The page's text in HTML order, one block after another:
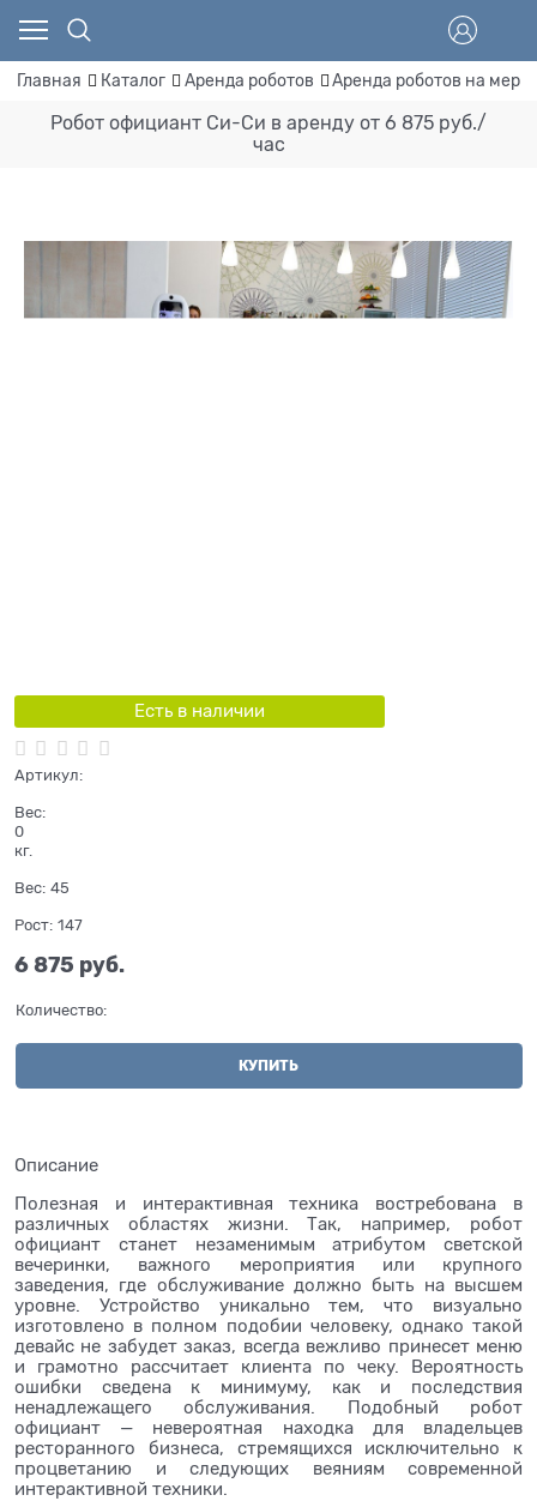
Главная Каталог Аренда роботов Аренда роботов на
Робот официант Си-Си в аренду от 6 875 руб./
час
Есть в наличии
Артикул:
Вес:
0
кг.
Вес: 45
Рост: 147
6 875 руб.
Количество:
КУПИТЬ
Описание
Полезная и интерактивная техника востребована в
различных областях жизни. Так, например, робот
официант станет незаменимым атрибутом светской
вечеринки, важного мероприятия или крупного
заведения, где обслуживание должно быть на высшем
уровне. Устройство уникально тем, что визуально
изготовлено в полном подобии человеку, однако такой
девайс не забудет заказ, всегда вежливо принесет меню
и грамотно рассчитает клиента по чеку. Вероятность
ошибки сведена к минимуму, как и последствия
ненадлежащего обслуживания. Подобный робот
официант — невероятная находка для владельцев
ресторанного бизнеса, стремящихся исключительно к
процветанию и следующих веяниям современной
интерактивной техники.